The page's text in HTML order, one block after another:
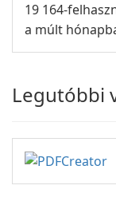
19 164-
a múlt
Legutóbbi